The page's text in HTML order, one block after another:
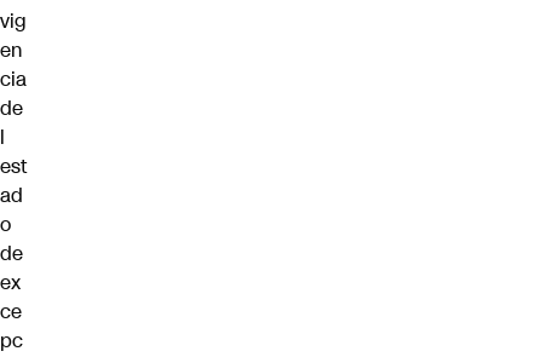
vig
en
cia
de
l
est
ad
o
de
ex
ce
pc